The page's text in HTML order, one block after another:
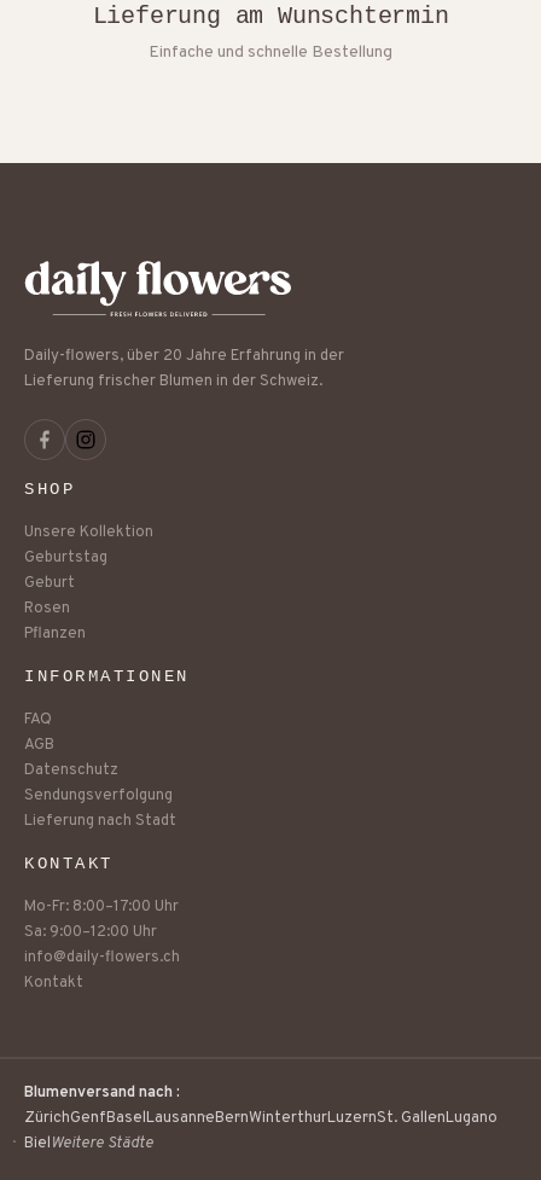
Lieferung am Wunschtermin
Einfache und schnelle Bestellung
Daily-flowers, über 20 Jahre Erfahrung in der
Lieferung frischer Blumen in der Schweiz.
SHOP
Unsere Kollektion
Geburtstag
Geburt
Rosen
Pflanzen
INFORMATIONEN
FAQ
AGB
Datenschutz
Sendungsverfolgung
Lieferung nach Stadt
KONTAKT
Mo-Fr: 8:00–17:00 Uhr
Sa: 9:00–12:00 Uhr
info@daily-flowers.ch
Kontakt
Blumenversand nach :
ZürichGenfBaselLausanneBernWinterthurLuzernSt. GallenLugano
BielWeitere Städte